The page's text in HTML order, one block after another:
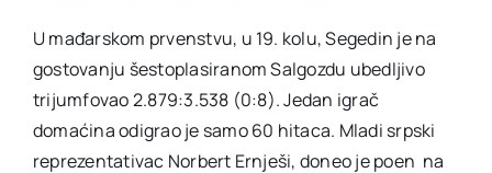
U mađarskom prvenstvu, u 19. kolu, Segedin je na
gostovanju šestoplasiranom Salgozdu ubedljivo
trijumfovao 2.879:3.538 (0:8). Jedan igrač
domaćina odigrao je samo 60 hitaca. Mladi srpski
reprezentativac Norbert Ernješi, doneo je poen na